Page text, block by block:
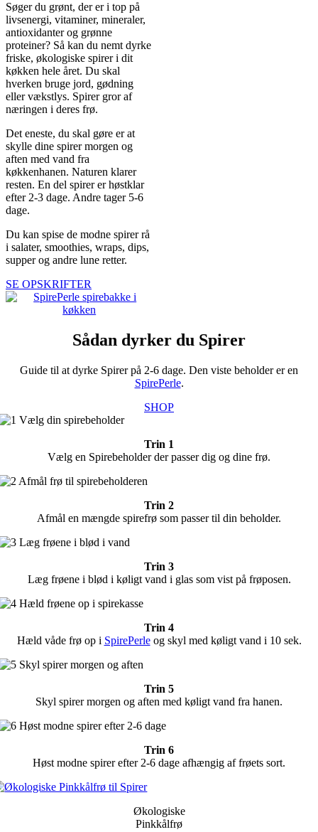
Søger du grønt, der er i top på
livsenergi, vitaminer, mineraler,
antioxidanter og grønne
proteiner? Så kan du nemt dyrke
friske, økologiske spirer i dit
køkken hele året. Du skal
hverken bruge jord, gødning
eller vækstlys. Spirer gror af
næringen i deres frø.
Det eneste, du skal gøre er at
skylle dine spirer morgen og
aften med vand fra
køkkenhanen. Naturen klarer
resten. En del spirer er høstklar
efter 2-3 dage. Andre tager 5-6
dage.
Du kan spise de modne spirer rå
i salater, smoothies, wraps, dips,
supper og andre lune retter.
SE OPSKRIFTER
Sådan dyrker du Spirer
Guide til at dyrke Spirer på 2-6 dage. Den viste beholder er en
SpirePerle.
SHOP
Trin 1
Vælg en Spirebeholder der passer dig og dine frø.
Trin 2
Afmål en mængde spirefrø som passer til din beholder.
Trin 3
Læg frøene i blød i køligt vand i glas som vist på frøposen.
Trin 4
Hæld våde frø op i SpirePerleog skyl med køligt vand i 10 sek.
Trin 5
Skyl spirer morgen og aften med køligt vand fra hanen.
Trin 6
Høst modne spirer efter 2-6 dage afhængig af frøets sort.
Økologiske
Pinkkålfrø